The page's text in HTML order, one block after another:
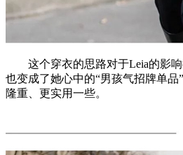
这个穿衣的思路对于Leia的影响
也变成了她心中的“男孩气招牌单品
隆重、更实用一些。